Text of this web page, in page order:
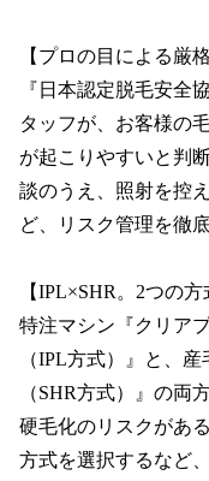
【プロの目による厳
『日本認定脱毛安全
タッフが、お客様の
が起こりやすいと判
談のうえ、照射を控
ど、リスク管理を徹
【IPL×SHR。2つの
特注マシン『クリア
（IPL方式）』と、
（SHR方式）』の両
硬毛化のリスクがあ
方式を選択するなど